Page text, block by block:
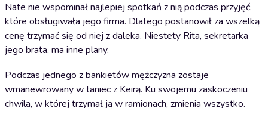
Nate nie wspominał najlepiej spotkań z nią podczas przyjęć,
które obsługiwała jego firma. Dlatego postanowił za wszelką
cenę trzymać się od niej z daleka. Niestety Rita, sekretarka
jego brata, ma inne plany.
Podczas jednego z bankietów mężczyzna zostaje
wmanewrowany w taniec z Keirą. Ku swojemu zaskoczeniu
chwila, w której trzymał ją w ramionach, zmienia wszystko.